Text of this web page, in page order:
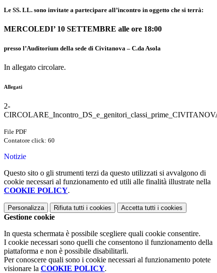
Le SS. LL. sono invitate a partecipare all’incontro in oggetto che si terrà:
MERCOLEDI’ 10 SETTEMBRE alle ore 18:00
presso l’Auditorium della sede di Civitanova – C.da Asola
In allegato circolare.
Allegati
2-
File PDF
Contatore click: 60
Notizie
Questo sito o gli strumenti terzi da questo utilizzati si avvalgono di
cookie necessari al funzionamento ed utili alle finalità illustrate nella
COOKIE POLICY.
Personalizza Rifiuta tutti i cookies Accetta tutti i cookies
Gestione cookie
In questa schermata è possibile scegliere quali cookie consentire.
I cookie necessari sono quelli che consentono il funzionamento della
piattaforma e non è possibile disabilitarli.
Per conoscere quali sono i cookie necessari al funzionamento potete
visionare la COOKIE POLICY.